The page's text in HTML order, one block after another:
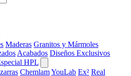
Maderas Granitos y Mármoles
Acabados Diseños Exclusivos
HPL
ChemlamYouLab Ex² Real